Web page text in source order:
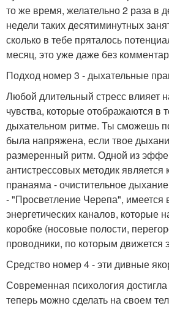
то же время, желательно 2 раза в
недели таких десятиминутных
сколько в тебе пряталось
месяц, это уже даже без
Подход номер 3 - дыхательные
Любой длительный стресс влияет
чувства, которые отображаются в
дыхательном ритме. Ты сможешь
была напряжена, если твое
размеренный ритм. Одной из
антистрессовых методик является
пранаяма - очистительное
- "Просветление Черепа", имеется
энергетических каналов, которые
коробке (носовые полости,
проводники, по которым движется
Средство номер 4 - эти дивные
Современная психология достигла
теперь можно сделать на своем